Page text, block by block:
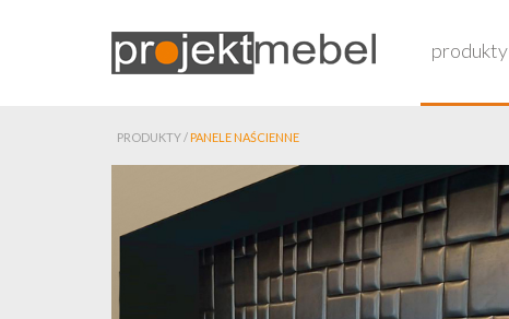
produkty
PRODUKTY / PANELE NAŚCIENNE